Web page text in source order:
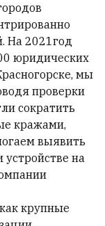
На 2021год
юридических
мы
проверки
сократить
кражами,
выявить
на
крупные